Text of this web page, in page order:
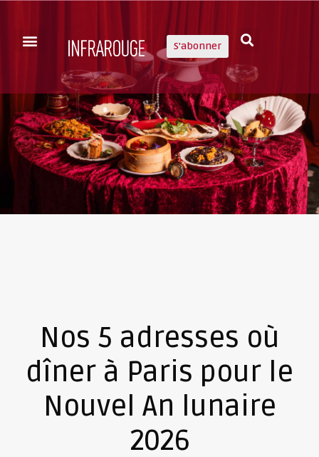
S'abonner
Nos 5 adresses où
dîner à Paris pour le
Nouvel An lunaire
2026